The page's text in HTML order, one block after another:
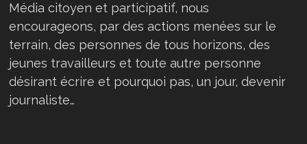
Média citoyen et participatif, nous
encourageons, par des actions menées sur le
terrain, des personnes de tous horizons, des
jeunes travailleurs et toute autre personne
désirant écrire et pourquoi pas, un jour, devenir
journaliste…